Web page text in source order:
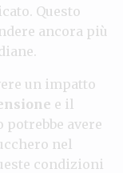
Questo
ancora più
un impatto
e il
potrebbe avere
nel
condizioni